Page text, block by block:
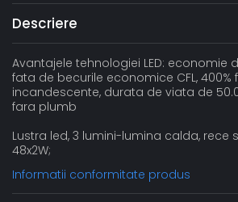
Descriere
Avantajele tehnologiei LED: economie
fata de becurile economice CFL,
incandescente, durata de viata de
fara plumb
Lustra led, 3 lumini-lumina calda, rece
48x2W;
Informatii conformitate produs